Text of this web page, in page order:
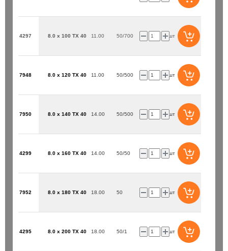
Бур SDS+ 8х 50/110 / Bionic
4297 8.0 x 100 TX 40 11.00 50/700 шт
7948 8.0 x 120 TX 40 11.00 50/500 шт
7950 8.0 x 140 TX 40 14.00 50/500 шт
4299 8.0 x 160 TX 40 14.00 50/50 шт
7952 8.0 x 180 TX 40 18.00 50 шт
4295 8.0 x 200 TX 40 18.00 50/1 шт